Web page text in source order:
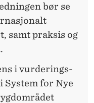
bør se
samt praksis og
i vurderings-
System for Nye